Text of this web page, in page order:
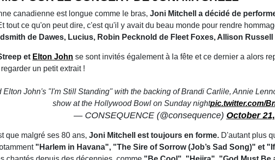
canadienne est longue comme le bras, Joni Mitchell a décidé de
tout ce qu'on peut dire, c'est qu'il y avait du beau monde pour rendre
de Dawes, Lucius, Robin Pecknold de Fleet Foxes, Allison Russell
et Elton John se sont invités également à la fête et ce dernier a alors
un petit extrait !
Elton John's "I'm Still Standing" with the backing of Brandi Carlile, Annie
show at the Hollywood Bowl on Sunday nightpic.twitter.com/
— CONSEQUENCE (@consequence) October
que malgré ses 80 ans, Joni Mitchell est toujours en forme. D'autant plus
"Harlem in Havana", "The Sire of Sorrow (Job’s Sad Song)" et